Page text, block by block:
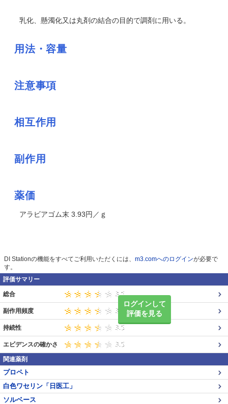
乳化、懸濁化又は丸剤の結合の目的で調剤に用いる。
用法・容量
注意事項
相互作用
副作用
薬価
アラビアゴム末 3.93円／ｇ
DI Stationの機能をすべてご利用いただくには、 m3.comへのログインが必要で
す。
評価サマリー
ログインして
評価を見る
総合
副作用頻度
持続性
エビデンスの確かさ
関連薬剤
プロペト
白色ワセリン「日医工」
ソルベース